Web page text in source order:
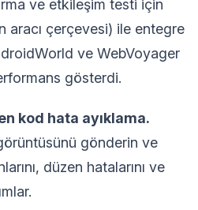
ve etkileşim testi için
aracı çerçevesi) ile entegre
ve WebVoyager
gösterdi.
kod hata ayıklama.
gönderin ve
düzen hatalarını ve